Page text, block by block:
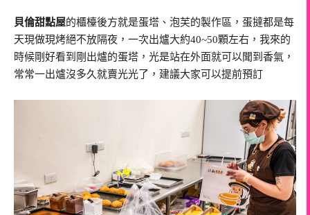
貝倫甜點屋的櫃檯後方就是蛋塔、泡芙的製作區，蛋撻都是每
天現做現烤絕不放隔夜，一次出爐大約40~50顆左右，我來的
時候剛好看到剛出爐的蛋塔，光是站在外面就可以聞到香氣，
常常一出爐沒多久就賣光光了，建議大家可以提前預訂